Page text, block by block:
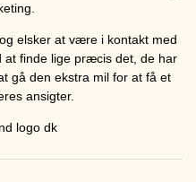
elsker at være i kontakt med
finde lige præcis det, de har
gå den ekstra mil for at få et
ansigter.